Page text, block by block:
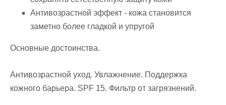
Антивозрастной эффект - кожа становится
заметно более гладкой и упругой
Основные достоинства.
Антивозрастной уход. Увлажнение. Поддержка
кожного барьера. SPF 15. Фильтр от загрязнений.